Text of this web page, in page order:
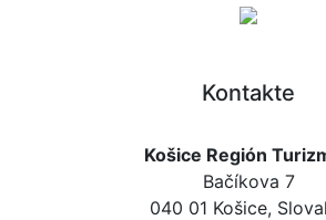
Kontakte
Košice Región
Bačíkova 7
040 01 Košice,